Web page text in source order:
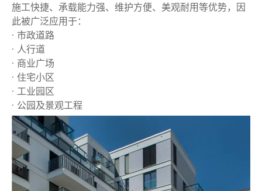
施工快捷、承载能力强、维护方便、美观耐用等优势，因
此被广泛应用于：
· 市政道路
· 人行道
· 商业广场
· 住宅小区
· 工业园区
· 公园及景观工程